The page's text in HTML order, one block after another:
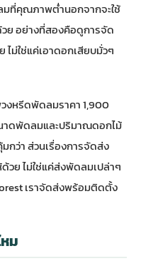
ที่คุณภาพต่ำนอกจากจะใช้
ย อย่างที่สองคือดูการจัด
ม่ใช่แค่เอาดอกเสียบมั่วๆ
งหรีดพัดลมราคา 1,900
าดพัดลมและปริมาณดอกไม้
ว่า ส่วนเรื่องการจัดส่ง
วย ไม่ใช่แค่ส่งพัดลมเปล่าๆ
เราจัดส่งพร้อมติดตั้ง
ม